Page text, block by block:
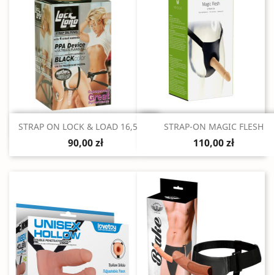
Szybki podgląd
STRAP ON LOCK & LOAD 16,5 CM
90,00 zł
Szybki podgląd
STRAP-ON MAGIC FLESH
110,00 zł